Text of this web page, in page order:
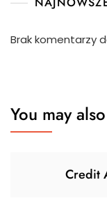
Brak komentarzy
You may
Credit